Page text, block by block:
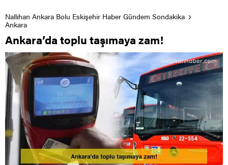
Nallıhan Ankara Bolu Eskişehir Haber Gündem Sondakika
Ankara
Ankara’da toplu taşımaya zam!